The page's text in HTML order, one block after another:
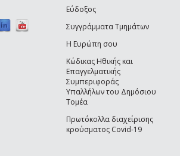
Εύδοξος
Συγγράμματα Τμημάτων
Η Ευρώπη σου
Κώδικας Ηθικής και
Επαγγελματικής
Συμπεριφοράς
Υπαλλήλων του Δημόσιου
Τομέα
Πρωτόκολλα διαχείρισης
κρούσματος Covid-19